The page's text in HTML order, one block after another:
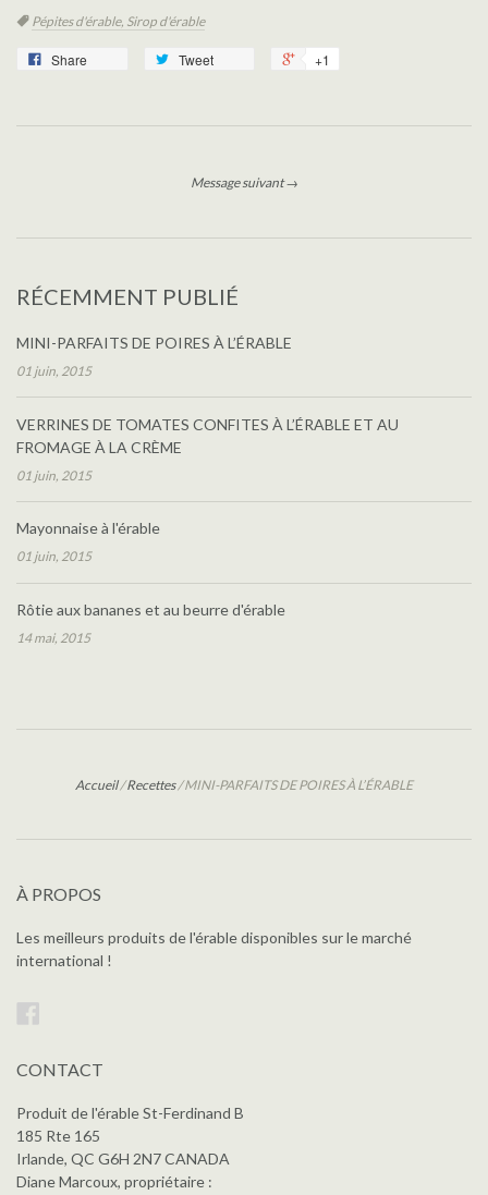
Étiquettes
Pépites d'érable, Sirop d'érable
Share Tweet +1
Message suivant →
RÉCEMMENT PUBLIÉ
MINI-PARFAITS DE POIRES À L’ÉRABLE
01 juin, 2015
VERRINES DE TOMATES CONFITES À L’ÉRABLE ET AU
FROMAGE À LA CRÈME
01 juin, 2015
Mayonnaise à l'érable
01 juin, 2015
Rôtie aux bananes et au beurre d'érable
14 mai, 2015
Accueil/Recettes/MINI-PARFAITS DE POIRES À L’ÉRABLE
À PROPOS
Les meilleurs produits de l'érable disponibles sur le marché
international !
CONTACT
Produit de l'érable St-Ferdinand B
185 Rte 165
Irlande, QC G6H 2N7 CANADA
Diane Marcoux, propriétaire :